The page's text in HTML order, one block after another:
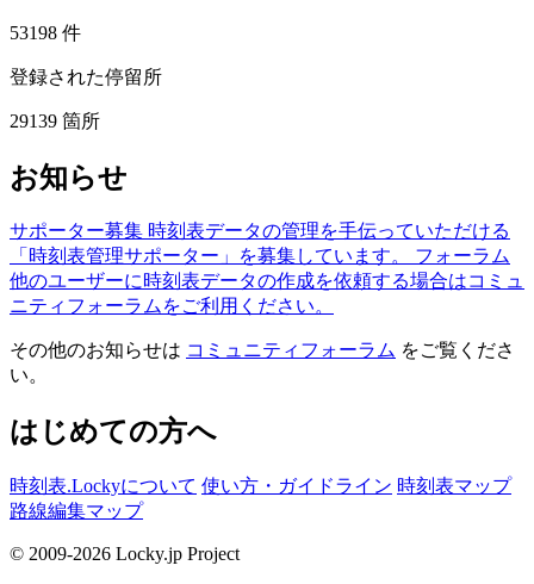
53198 件
登録された停留所
29139 箇所
お知らせ
サポーター募集 時刻表データの管理を手伝っていただける
「時刻表管理サポーター」を募集しています。
フォーラム
他のユーザーに時刻表データの作成を依頼する場合はコミュ
ニティフォーラムをご利用ください。
その他のお知らせは コミュニティフォーラム をご覧くださ
い。
はじめての方へ
時刻表.Lockyについて 使い方・ガイドライン 時刻表マップ
路線編集マップ
© 2009-2026 Locky.jp Project